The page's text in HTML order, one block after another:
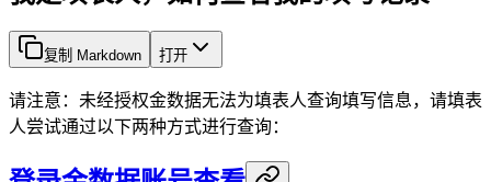
复制 Markdown 打开
请注意：未经授权金数据无法为填表人查询填写信息，请填表
人尝试通过以下两种方式进行查询：